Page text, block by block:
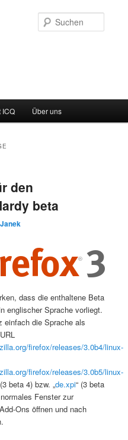
ICQ Über uns
den
beta
Janek
dass die enthaltene Beta
englischer Sprache vorliegt.
einfach die Sprache als
firefox/releases/3.0b4/linux-
firefox/releases/3.0b5/linux-
beta 4) bzw. „de.xpi“ (3 beta
Fenster zur
Ons öffnen und nach